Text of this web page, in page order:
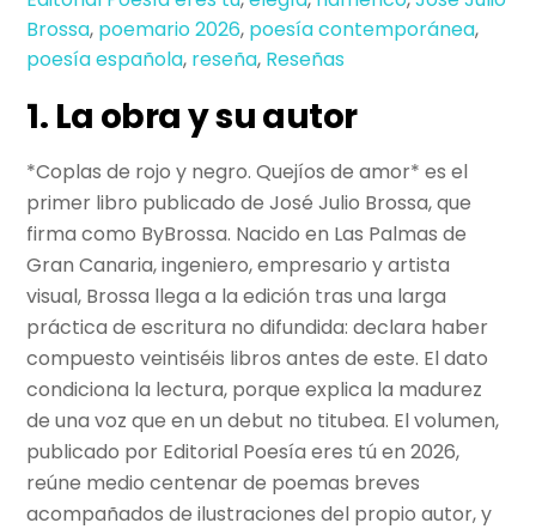
Brossa, poemario 2026, poesía contemporánea,
poesía española, reseña, Reseñas
1. La obra y su autor
*Coplas de rojo y negro. Quejíos de amor* es el
primer libro publicado de José Julio Brossa, que
firma como ByBrossa. Nacido en Las Palmas de
Gran Canaria, ingeniero, empresario y artista
visual, Brossa llega a la edición tras una larga
práctica de escritura no difundida: declara haber
compuesto veintiséis libros antes de este. El dato
condiciona la lectura, porque explica la madurez
de una voz que en un debut no titubea. El volumen,
publicado por Editorial Poesía eres tú en 2026,
reúne medio centenar de poemas breves
acompañados de ilustraciones del propio autor, y